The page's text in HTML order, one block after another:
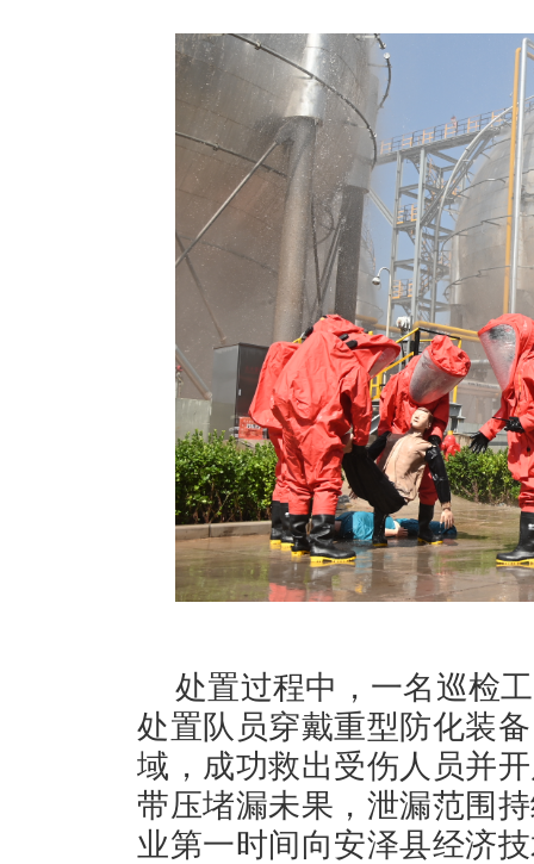
处置过程中，一名巡检
处置队员穿戴重型防化装
域，成功救出受伤人员并
带压堵漏未果，泄漏范围
业第一时间向安泽县经济